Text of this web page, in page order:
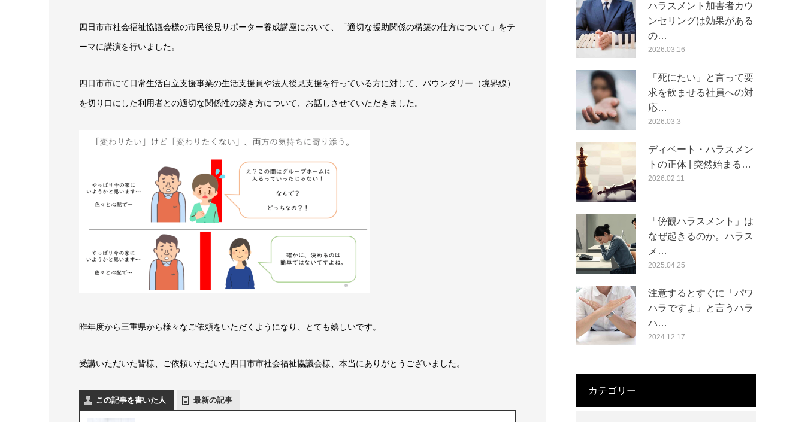
四日市市社会福祉協議会様の市民後見サポーター養成講座において、「適切な援助関係の構築の仕方について」をテ
ーマに講演を行いました。
四日市市にて日常生活自立支援事業の生活支援員や法人後見支援を行っている方に対して、バウンダリー（境界線）
を切り口にした利用者との適切な関係性の築き方について、お話しさせていただきました。
昨年度から三重県から様々なご依頼をいただくようになり、とても嬉しいです。
受講いただいた皆様、ご依頼いただいた四日市市社会福祉協議会様、本当にありがとうございました。
この記事を書いた人 最新の記事
ハラスメント加害者カウ
ンセリングは効果がある
の…
2026.03.16
「死にたい」と言って要
求を飲ませる社員への対
応…
2026.03.3
ディベート・ハラスメン
トの正体 | 突然始まる…
2026.02.11
「傍観ハラスメント」は
なぜ起きるのか。ハラス
メ…
2025.04.25
注意するとすぐに「パワ
ハラですよ」と言うハラ
ハ…
2024.12.17
カテゴリー